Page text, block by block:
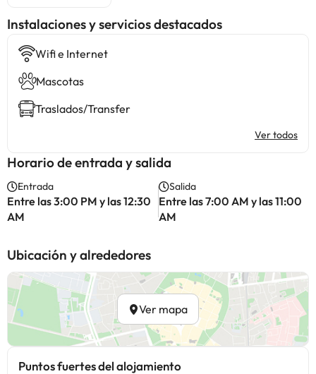
Instalaciones y servicios destacados
Wifi e Internet
Mascotas
Traslados/Transfer
Ver todos
Horario de entrada y salida
Entrada
Entre las 3:00 PM y las 12:30
AM
Salida
Entre las 7:00 AM y las 11:00
AM
Ubicación y alrededores
Ver mapa
Puntos fuertes del alojamiento